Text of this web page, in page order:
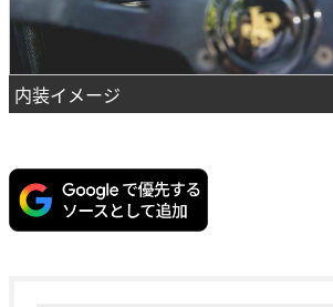
内装イメージ